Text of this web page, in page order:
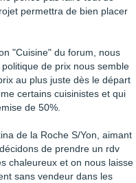
permettra de bien placer
"Cuisine" du forum, nous
de prix nous semble
au plus juste dès le départ
certains cuisinistes et qui
de 50%.
de la Roche S/Yon, aimant
de prendre un rdv
chaleureux et on nous laisse
sans vendeur dans les